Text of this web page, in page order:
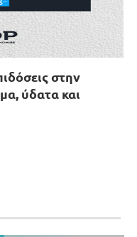
στην
ύδατα και